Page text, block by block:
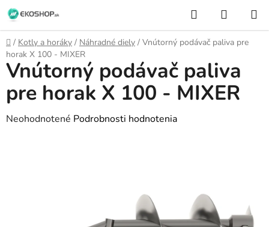
Prejsť
na
obsah
Hľadať
KOŠÍK
Domov
/ Kotly a horáky / Náhradné diely / Vnútorný podávač paliva pre
horak X 100 - MIXER
Vnútorný podávač paliva
pre horak X 100 - MIXER
Priemerné
Neohodnotené Podrobnosti hodnotenia